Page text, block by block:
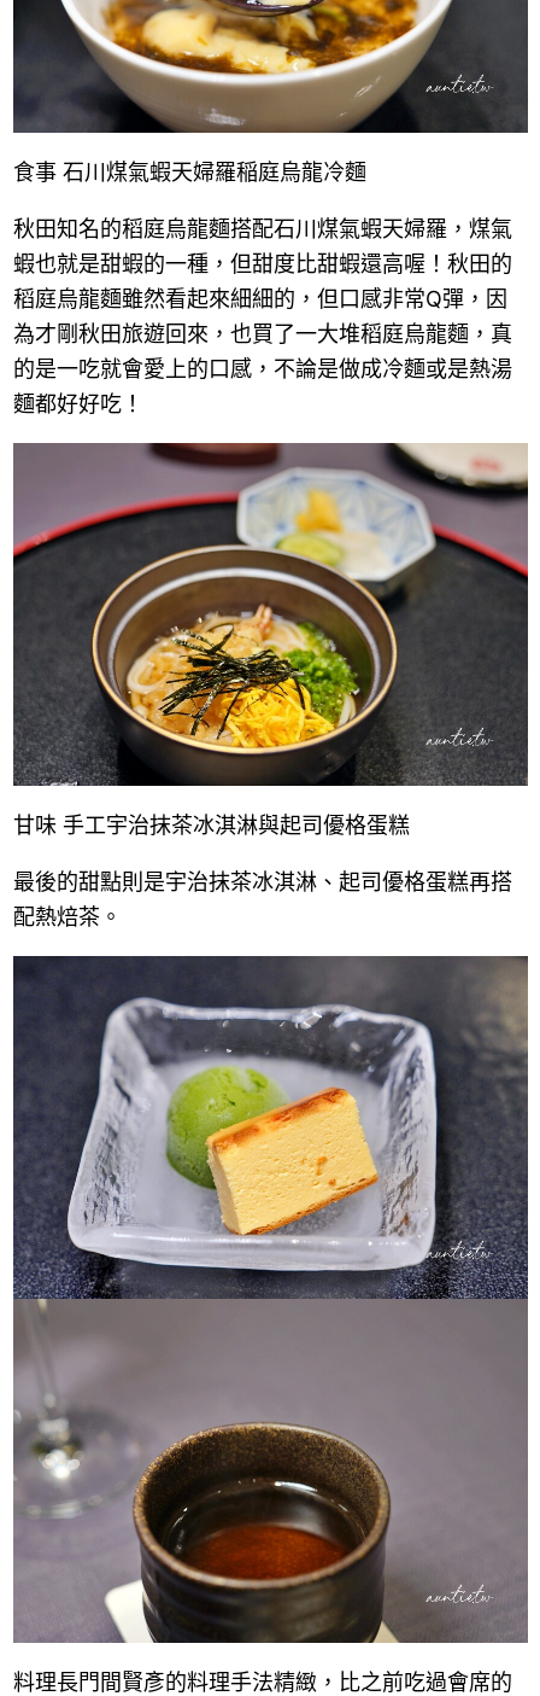
食事 石川煤氣蝦天婦羅稲庭烏龍冷麵
秋田知名的稻庭烏龍麵搭配石川煤氣蝦天婦羅，煤氣
蝦也就是甜蝦的一種，但甜度比甜蝦還高喔！秋田的
稻庭烏龍麵雖然看起來細細的，但口感非常Q彈，因
為才剛秋田旅遊回來，也買了一大堆稻庭烏龍麵，真
的是一吃就會愛上的口感，不論是做成冷麵或是熱湯
麵都好好吃！
甘味 手工宇治抹茶冰淇淋與起司優格蛋糕
最後的甜點則是宇治抹茶冰淇淋、起司優格蛋糕再搭
配熱焙茶。
料理長門間賢彥的料理手法精緻，比之前吃過會席的